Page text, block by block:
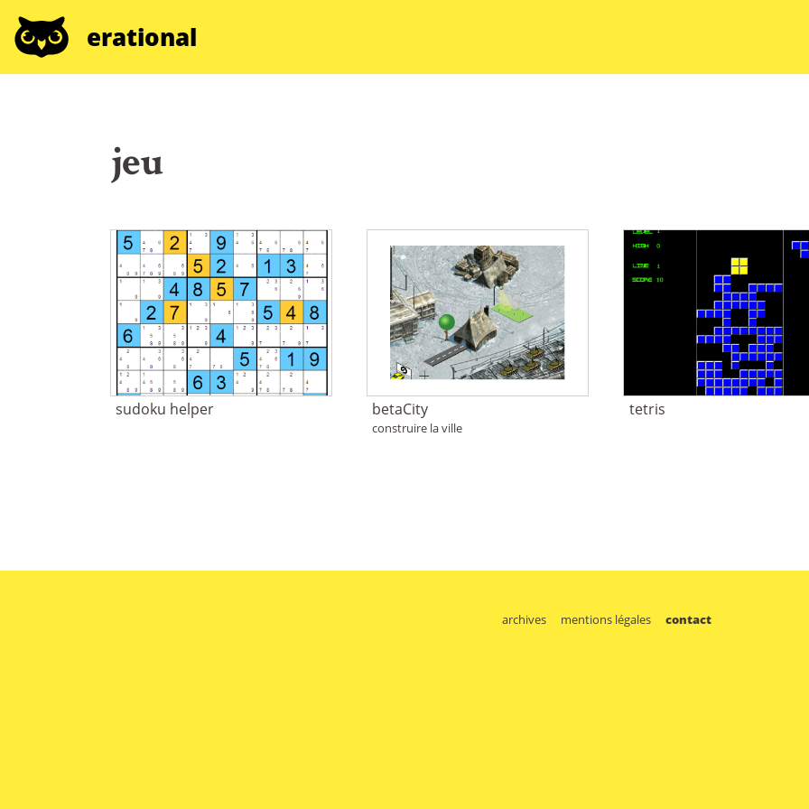
erational
jeu
sudoku helper betaCity
construire la ville
tetris
archives mentions légales contact